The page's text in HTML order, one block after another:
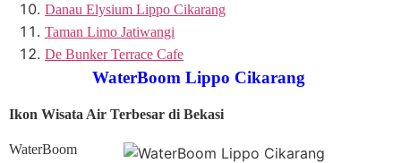
Danau Elysium Lippo Cikarang
Taman Limo Jatiwangi
De Bunker Terrace Cafe
WaterBoom Lippo Cikarang
Ikon Wisata Air Terbesar di Bekasi
WaterBoom